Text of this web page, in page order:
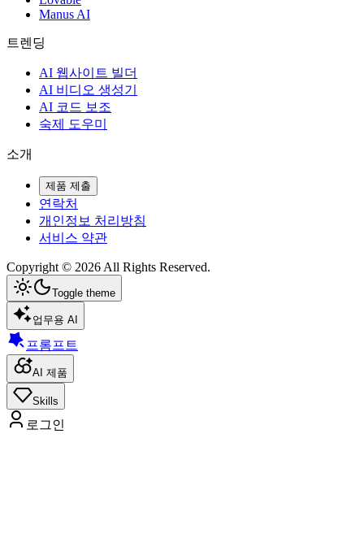
Manus AI
트렌딩
AI 웹사이트 빌더
AI 비디오 생성기
AI 코드 보조
숙제 도우미
소개
제품 제출
연락처
개인정보 처리방침
서비스 약관
Copyright © 2026All Rights Reserved.
Toggle theme
업무용 AI
프롬프트
AI 제품
Skills
로그인